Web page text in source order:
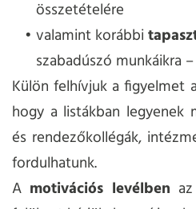
összetételére
valamint korábbi
szabadúszó munkáikra
Külön felhívjuk a figyelmet a
hogy a listákban legyenek
és rendezőkollégák,
fordulhatunk.
A motivációs levélben